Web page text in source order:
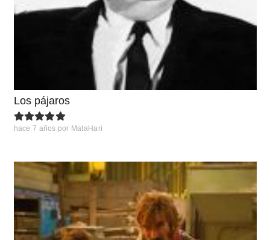
Los pájaros
hace 7 años por MataHari